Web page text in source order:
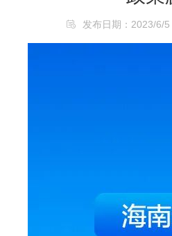
发布日期：2023/6/